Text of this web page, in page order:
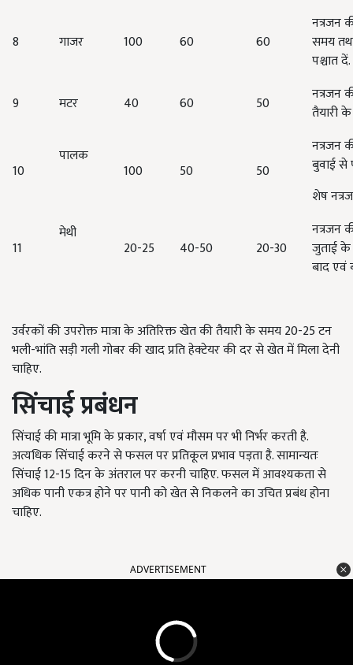
8 गाजर 100 60 60
नत्रजन
समय
पश्चात दें.
9
मटर 40 60 50
नत्रजन
तैयारी
10
पालक
100 50 50
नत्रजन
बुवाई से
शेष
11
मेथी
20-25 40-50 20-30
नत्रजन
जुताई के
बाद एवं
उर्वरकों की उपरोक्त मात्रा के अतिरिक्त खेत की तैयारी के समय 20-25 टन
भली-भांति सड़ी गली गोबर की खाद प्रति हेक्टेयर की दर से खेत में मिला देनी
चाहिए.
सिंचाईप्रबंधन
सिंचाई की मात्रा भूमि के प्रकार, वर्षा एवं मौसम पर भी निर्भर करती है.
अत्यधिक सिंचाई करने से फसल पर प्रतिकूल प्रभाव पड़ता है. सामान्यतः
सिंचाई 12-15 दिन के अंतराल पर करनी चाहिए. फसल में आवश्यकता से
अधिक पानी एकत्र होने पर पानी को खेत से निकलने का उचित प्रबंध होना
चाहिए.
ADVERTISEMENT